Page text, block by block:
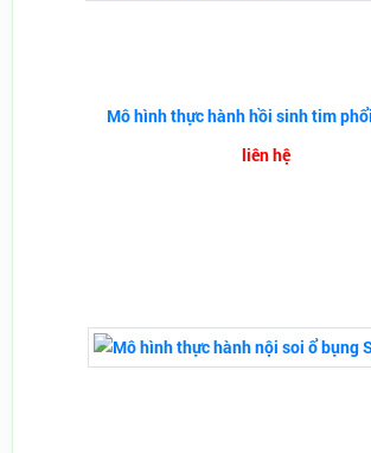
Mô hình thực hành hồi sinh tim
liên hệ